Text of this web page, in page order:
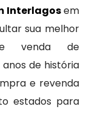
Interlagosem
sua melhor
venda de
de história
e revenda
estados para